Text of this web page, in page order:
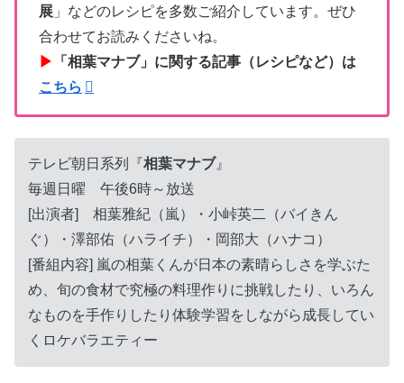
展 」などのレシピを多数ご紹介しています。ぜひ
合わせてお読みくださいね。
▶
「相葉マナブ」に関する記事（レシピなど）は
こちら
テレビ朝日系列『相葉マナブ』
毎週日曜 午後6時～放送
[出演者] 相葉雅紀（嵐）・小峠英二（バイきん
ぐ）・澤部佑（ハライチ）・岡部大（ハナコ）
[番組内容] 嵐の相葉くんが日本の素晴らしさを学ぶた
め、旬の食材で究極の料理作りに挑戦したり、いろん
なものを手作りしたり体験学習をしながら成長してい
くロケバラエティー